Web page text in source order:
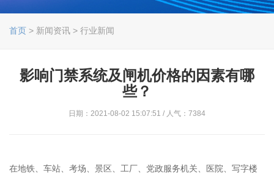
首页 > 新闻资讯 > 行业新闻
影响门禁系统及闸机价格的因素有哪
些？
日期：2021-08-02 15:07:51 / 人气：7384
在地铁、车站、考场、景区、工厂、党政服务机关、医院、写字楼